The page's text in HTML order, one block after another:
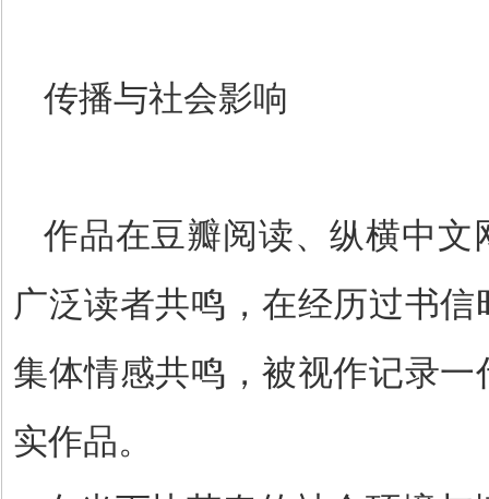
传播与社会影响
作品在豆瓣阅读、纵横中文
广泛读者共鸣，在经历过书
集体情感共鸣，被视作记录
实作品。